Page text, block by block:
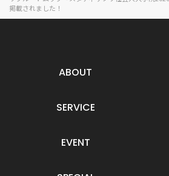
掲載されました！
ABOUT
SERVICE
EVENT